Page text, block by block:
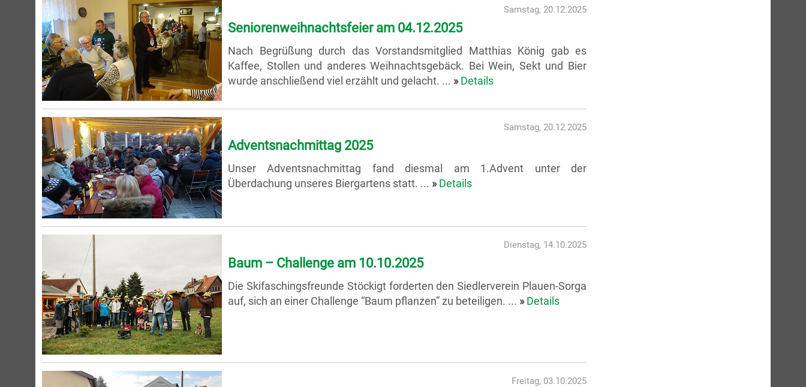
Samstag, 20.12.2025
Seniorenweihnachtsfeier am 04.12.2025
Nach Begrüßung durch das Vorstandsmitglied Matthias König gab es
Kaffee, Stollen und anderes Weihnachtsgebäck. Bei Wein, Sekt und Bier
wurde anschließend viel erzählt und gelacht. ... » Details
Samstag, 20.12.2025
Adventsnachmittag 2025
Unser Adventsnachmittag fand diesmal am 1.Advent unter der
Überdachung unseres Biergartens statt. ... » Details
Dienstag, 14.10.2025
Baum – Challenge am 10.10.2025
Die Skifaschingsfreunde Stöckigt forderten den Siedlerverein Plauen-Sorga
auf, sich an einer Challenge “Baum pflanzen” zu beteiligen. ... » Details
Freitag, 03.10.2025